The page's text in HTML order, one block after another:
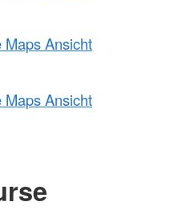
Maps Ansicht
Maps Ansicht